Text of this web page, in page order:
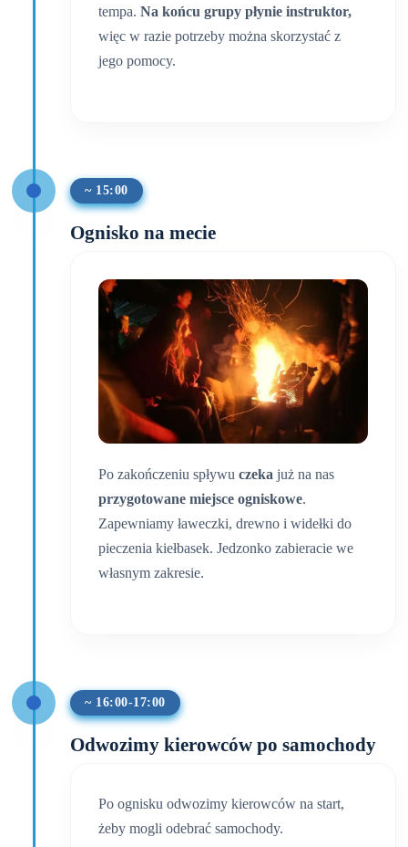
tempa.Na końcu grupy płynie instruktor,
więc w razie potrzeby można skorzystać z
jego pomocy.
~ 15:00
Ognisko na mecie
Po zakończeniu spływuczeka już na nas
przygotowane miejsce ogniskowe.
Zapewniamy ławeczki, drewno i widełki do
pieczenia kiełbasek. Jedzonko zabieracie we
własnym zakresie.
~ 16:00-17:00
Odwozimy kierowców po samochody
Po ognisku odwozimy kierowców na start,
żeby mogli odebrać samochody.